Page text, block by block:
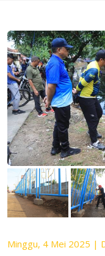
Minggu, 4 Mei 2025 |